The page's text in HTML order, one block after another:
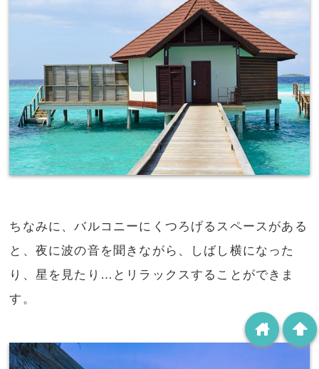
ちなみに、バルコニーにくつろげるスペースがある
と、夜に波の音を聞きながら、しばし横になった
り、星を見たり…とリラックスすることができま
す。
arrowup
home